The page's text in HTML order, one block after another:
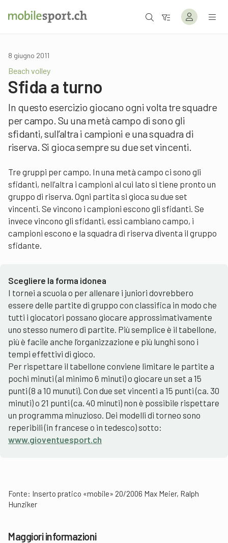
8 giugno 2011
Beach volley
Sfida a turno
In questo esercizio giocano ogni volta tre squadre
per campo. Su una metà campo di sono gli
sfidanti, sull’altra i campioni e una squadra di
riserva. Si gioca sempre su due set vincenti.
Tre gruppi per campo. In una metà campo ci sono gli
sfidanti, nell’altra i campioni al cui lato si tiene pronto un
gruppo di riserva. Ogni partita si gioca su due set
vincenti. Se vincono i campioni escono gli sfidanti. Se
invece vincono gli sfidanti, essi cambiano campo, i
campioni escono e la squadra di riserva diventa il gruppo
sfidante.
Scegliere la forma idonea
I tornei a scuola o per allenare i juniori dovrebbero
essere delle partite di gruppo con classifica in modo che
tutti i giocatori possano giocare approssimativamente
uno stesso numero di partite. Più semplice è il tabellone,
più è facile anche l’organizzazione e più lunghi sono i
tempi effettivi di gioco.
Per rispettare il tabellone conviene limitare le partite a
pochi minuti (al minimo 6 minuti) o giocare un set a 15
punti (8 a 10 munuti). Con due set vincenti a 15 punti (ca. 30
minuti) o 21 punti (ca. 40 minuti) non è possibile rispettare
un programma minuzioso. Dei modelli di torneo sono
reperibili (in francese o in tedesco) sotto:
www.gioventuesport.ch
Fonte: Inserto pratico «mobile» 20/2006 Max Meier, Ralph
Hunziker
Maggiori informazioni